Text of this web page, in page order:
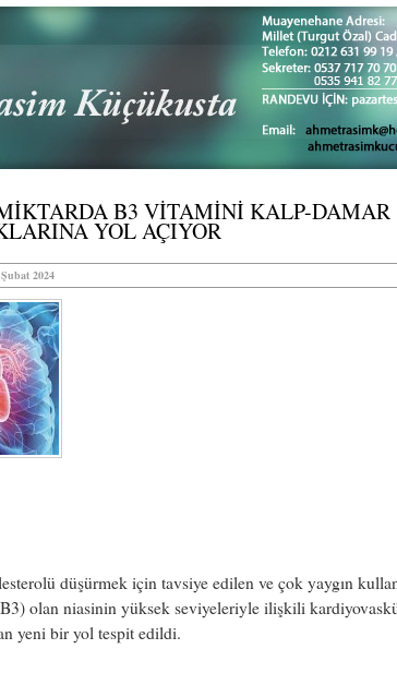
B3 VİTAMİNİ KALP-DAMAR
YOL AÇIYOR
2024
düşürmek için tavsiye edilen ve çok yaygın
olan niasinin yüksek seviyeleriyle ilişkili
yeni bir yol tespit edildi.